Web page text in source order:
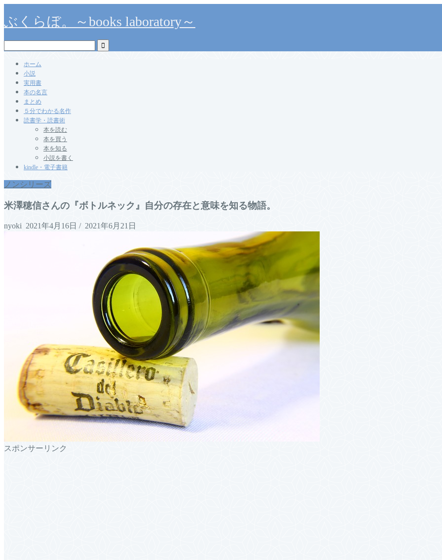
ぶくらぼ。～books laboratory～
ホーム
小説
実用書
本の名言
まとめ
５分でわかる名作
読書学・読書術
本を読む
本を買う
本を知る
小説を書く
kindle・電子書籍
ノンシリーズ
米澤穂信さんの『ボトルネック』自分の存在と意味を知る物語。
nyoki 2021年4月16日 / 2021年6月21日
スポンサーリンク